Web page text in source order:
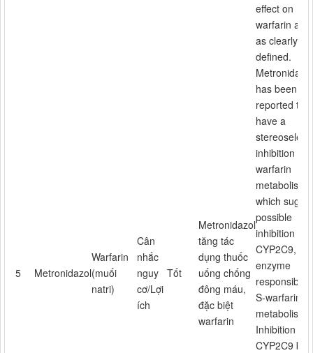
5 Metronidazol
Warfarin
(muối
natri)
Cân
nhắc
nguy
cơ/Lợi
ích
Tốt
Metronidazol
tăng tác
dụng thuốc
uống chống
đông máu,
đặc biệt
warfarin
effect on
warfarin are
as clearly
defined.
has been
reported to
have a
inhibition of
warfarin
metabolism
which
possible
inhibition of
CYP2C9, the
enzyme
responsible
S-warfarin
Inhibition of
CYP2C9 by